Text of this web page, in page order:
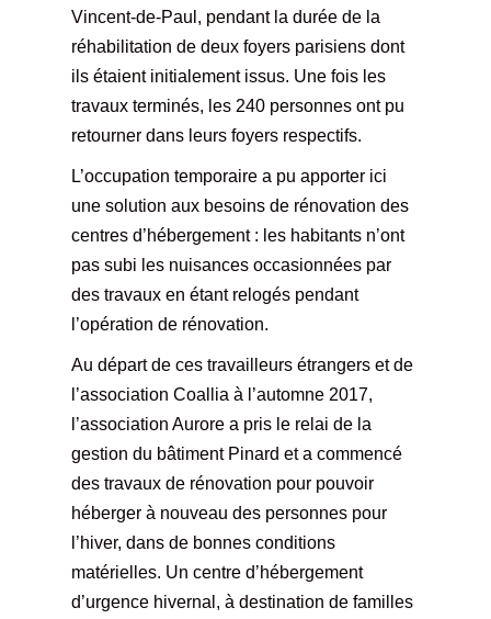
Vincent-de-Paul, pendant la durée de la
réhabilitation de deux foyers parisiens dont
ils étaient initialement issus. Une fois les
travaux terminés, les 240 personnes ont pu
retourner dans leurs foyers respectifs.
L’occupation temporaire a pu apporter ici
une solution aux besoins de rénovation des
centres d’hébergement : les habitants n’ont
pas subi les nuisances occasionnées par
des travaux en étant relogés pendant
l’opération de rénovation.
Au départ de ces travailleurs étrangers et de
l’association Coallia à l’automne 2017,
l’association Aurore a pris le relai de la
gestion du bâtiment Pinard et a commencé
des travaux de rénovation pour pouvoir
héberger à nouveau des personnes pour
l’hiver, dans de bonnes conditions
matérielles. Un centre d’hébergement
d’urgence hivernal, à destination de familles